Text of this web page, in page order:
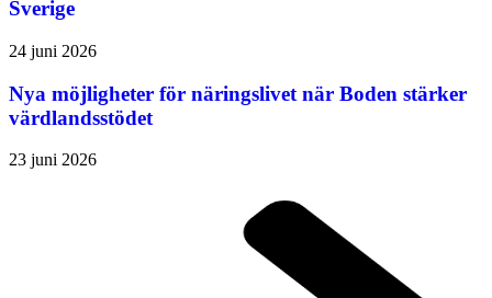
Sverige
24 juni 2026
Nya möjligheter för näringslivet när Boden stärker
värdlandsstödet
23 juni 2026